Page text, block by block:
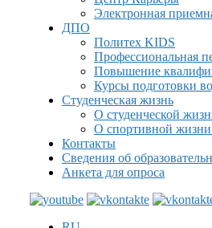
Электронная
ДПО
Политех KIDS
Профессиональная
Повышение
Курсы подготовки
Студенческая жизнь
О студенческой
О спортивной жизни
Контакты
Сведения об
Анкета для опроса